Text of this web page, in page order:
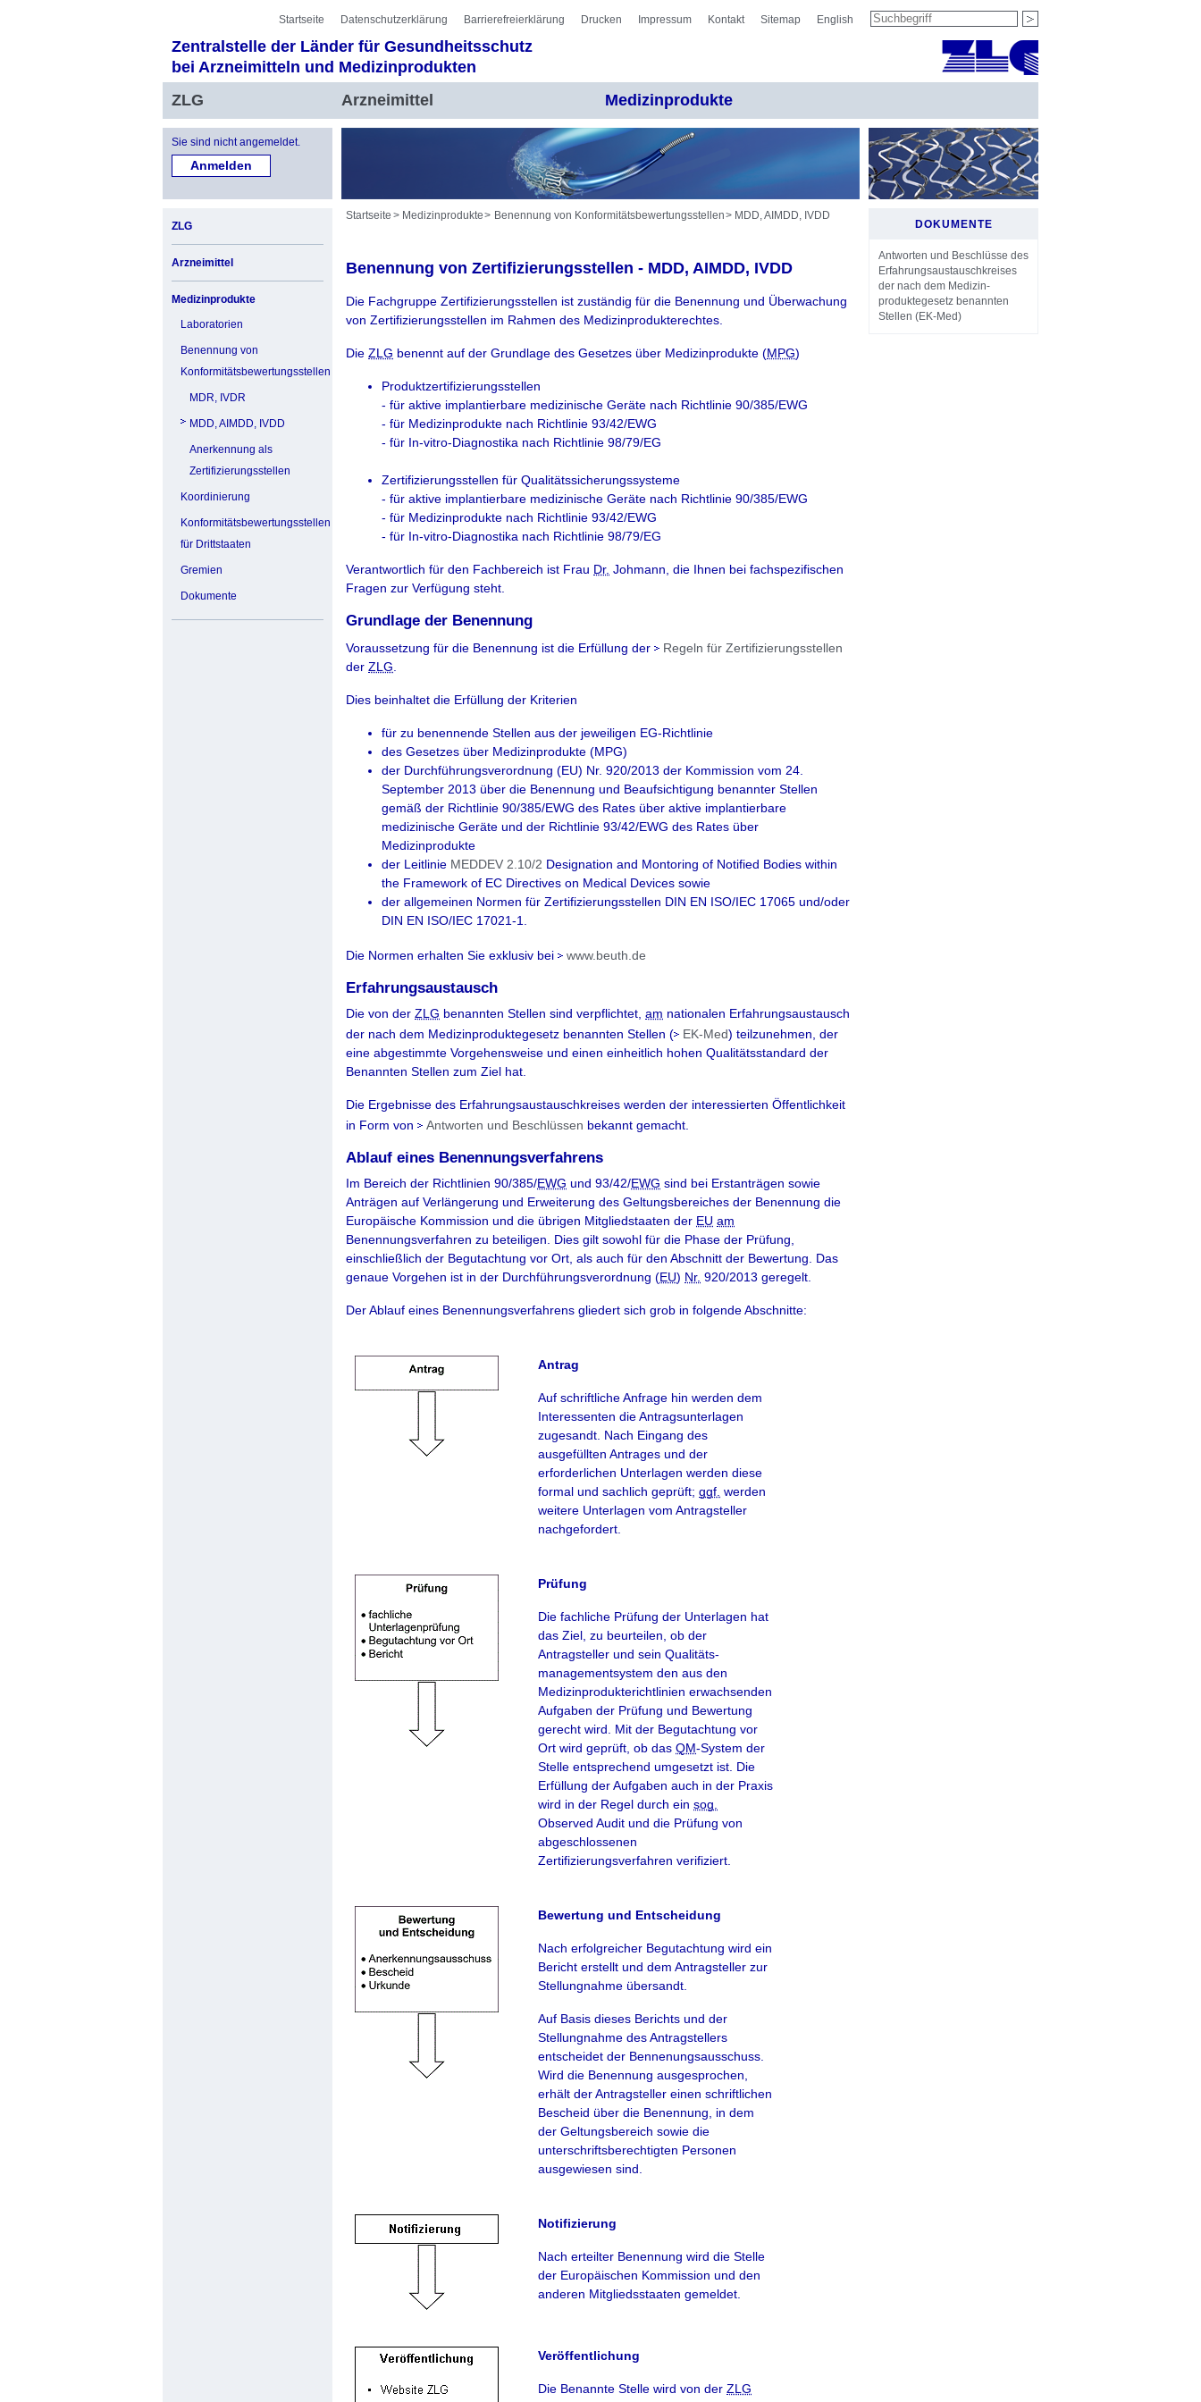
Suchbegriff
suchen
Startseite Datenschutzerklärung Barrierefreierklärung Drucken Impressum Kontakt Sitemap English
Zentralstelle der Länder für Gesundheitsschutz
bei Arzneimitteln und Medizinprodukten
ZLG
Arzneimittel Medizinprodukte
Sie sind nicht angemeldet.
ZLG
Arzneimittel
Medizinprodukte
Laboratorien
Benennung von
Konformitätsbewertungsstellen
MDR, IVDR
MDD, AIMDD, IVDD
Anerkennung als
Zertifizierungsstellen
Koordinierung
Konformitätsbewertungsstellen
für Drittstaaten
Gremien
Dokumente
Startseite Medizinprodukte Benennung von Konformitätsbewertungsstellen MDD, AIMDD, IVDD
Benennung von Zertifizierungsstellen - MDD, AIMDD, IVDD
Die Fachgruppe Zertifizierungsstellen ist zuständig für die Benennung und Überwachung
von Zertifizierungsstellen im Rahmen des Medizinprodukterechtes.
Die ZLG benennt auf der Grundlage des Gesetzes über Medizinprodukte (MPG)
Produktzertifizierungsstellen
- für aktive implantierbare medizinische Geräte nach Richtlinie 90/385/EWG
- für Medizinprodukte nach Richtlinie 93/42/EWG
- für In-vitro-Diagnostika nach Richtlinie 98/79/EG
Zertifizierungsstellen für Qualitätssicherungssysteme
- für aktive implantierbare medizinische Geräte nach Richtlinie 90/385/EWG
- für Medizinprodukte nach Richtlinie 93/42/EWG
- für In-vitro-Diagnostika nach Richtlinie 98/79/EG
Verantwortlich für den Fachbereich ist Frau Dr. Johmann, die Ihnen bei fachspezifischen
Fragen zur Verfügung steht.
Grundlage der Benennung
Voraussetzung für die Benennung ist die Erfüllung der
Regeln für Zertifizierungsstellen
der ZLG
Dies beinhaltet die Erfüllung der Kriterien
für zu benennende Stellen aus der jeweiligen EG-Richtlinie
des Gesetzes über Medizinprodukte (MPG)
der Durchführungsverordnung (EU) Nr. 920/2013 der Kommission vom 24.
September 2013 über die Benennung und Beaufsichtigung benannter Stellen
gemäß der Richtlinie 90/385/EWG des Rates über aktive implantierbare
medizinische Geräte und der Richtlinie 93/42/EWG des Rates über
Medizinprodukte
der Leitlinie MEDDEV 2.10/2 Designation and Montoring of Notified Bodies within
the Framework of EC Directives on Medical Devices sowie
der allgemeinen Normen für Zertifizierungsstellen DIN EN ISO/IEC 17065 und/oder
DIN EN ISO/IEC 17021-1.
Die Normen erhalten Sie exklusiv bei www.beuth.de
Erfahrungsaustausch
Die von der ZLG benannten Stellen sind verpflichtet, am nationalen Erfahrungsaustausch
der nach dem Medizinproduktegesetz benannten Stellen (
EK-Med) teilzunehmen, der
eine abgestimmte Vorgehensweise und einen einheitlich hohen Qualitätsstandard der
Benannten Stellen zum Ziel hat.
Die Ergebnisse des Erfahrungsaustauschkreises werden der interessierten Öffentlichkeit
in Form von
Antworten und Beschlüssen bekannt gemacht.
Ablauf eines Benennungsverfahrens
Im Bereich der Richtlinien 90/385/EWG und 93/42/EWG sind bei Erstanträgen sowie
Anträgen auf Verlängerung und Erweiterung des Geltungsbereiches der Benennung die
Europäische Kommission und die übrigen Mitgliedstaaten der EU am
Benennungsverfahren zu beteiligen. Dies gilt sowohl für die Phase der Prüfung,
einschließlich der Begutachtung vor Ort, als auch für den Abschnitt der Bewertung. Das
genaue Vorgehen ist in der Durchführungsverordnung (EU) Nr. 920/2013 geregelt.
Der Ablauf eines Benennungsverfahrens gliedert sich grob in folgende Abschnitte:
Antrag
Auf schriftliche Anfrage hin werden dem
Interessenten die Antragsunterlagen
zugesandt. Nach Eingang des
ausgefüllten Antrages und der
erforderlichen Unterlagen werden diese
formal und sachlich geprüft; ggf. werden
weitere Unterlagen vom Antragsteller
nachgefordert.
Prüfung
Die fachliche Prüfung der Unterlagen hat
das Ziel, zu beurteilen, ob der
Antragsteller und sein Qualitäts­
managementsystem den aus den
Medizinprodukterichtlinien erwachsenden
Aufgaben der Prüfung und Bewertung
gerecht wird. Mit der Begutachtung vor
Ort wird geprüft, ob das QM-System der
Stelle entsprechend umgesetzt ist. Die
Erfüllung der Aufgaben auch in der Praxis
wird in der Regel durch ein sog.
Observed Audit und die Prüfung von
abgeschlossenen
Zertifizierungsverfahren verifiziert.
Bewertung und Entscheidung
Nach erfolgreicher Begutachtung wird ein
Bericht erstellt und dem Antragsteller zur
Stellungnahme übersandt.
Auf Basis dieses Berichts und der
Stellungnahme des Antragstellers
entscheidet der Bennenungsausschuss.
Wird die Benennung ausgesprochen,
erhält der Antragsteller einen schriftlichen
Bescheid über die Benennung, in dem
der Geltungsbereich sowie die
unterschriftsberechtigten Personen
ausgewiesen sind.
Notifizierung
Nach erteilter Benennung wird die Stelle
der Europäischen Kommission und den
anderen Mitgliedsstaaten gemeldet.
Veröffentlichung
Die Benannte Stelle wird von der ZLG
DOKUMENTE
Antworten und Beschlüsse des
Erfahrungs­austausch­kreises
der nach dem Medizin­
produkte­gesetz benannten
Stellen (EK-Med)